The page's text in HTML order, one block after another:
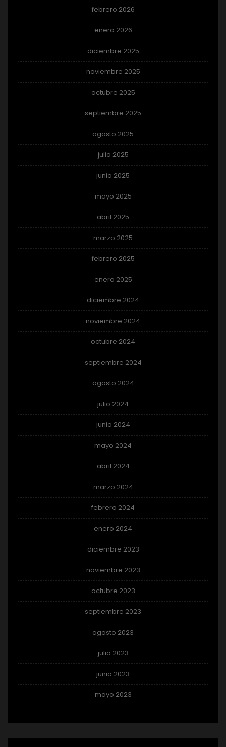
febrero 2026
enero 2026
diciembre 2025
noviembre 2025
octubre 2025
septiembre 2025
agosto 2025
julio 2025
junio 2025
mayo 2025
abril 2025
marzo 2025
febrero 2025
enero 2025
diciembre 2024
noviembre 2024
octubre 2024
septiembre 2024
agosto 2024
julio 2024
junio 2024
mayo 2024
abril 2024
marzo 2024
febrero 2024
enero 2024
diciembre 2023
noviembre 2023
octubre 2023
septiembre 2023
agosto 2023
julio 2023
junio 2023
mayo 2023